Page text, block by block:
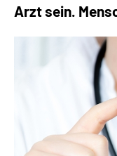
Arzt sein.